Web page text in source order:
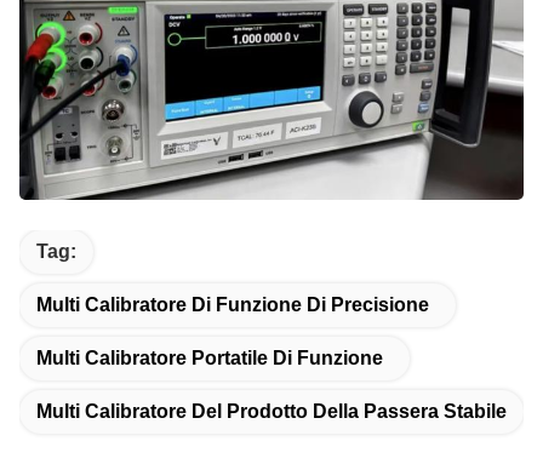
Tag:
Multi Calibratore Di Funzione Di Precisione
Multi Calibratore Portatile Di Funzione
Multi Calibratore Del Prodotto Della Passera Stabile